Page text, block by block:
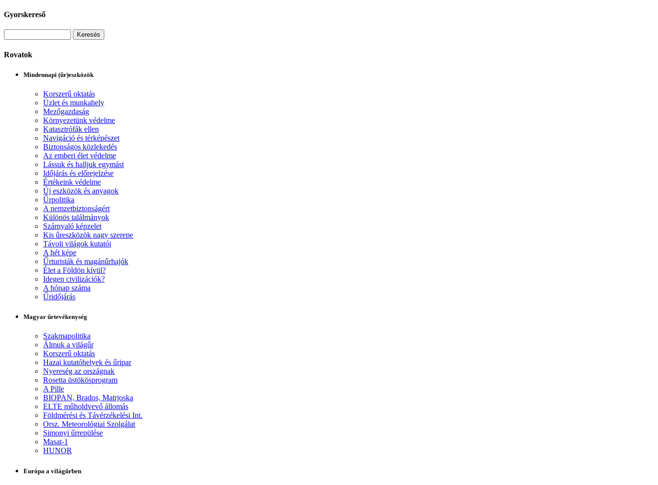
Gyorskereső
Rovatok
Mindennapi (űr)eszközök
Korszerű oktatás
Üzlet és munkahely
Mezőgazdaság
Környezetünk védelme
Katasztrófák ellen
Navigáció és térképészet
Biztonságos közlekedés
Az emberi élet védelme
Lássuk és halljuk egymást
Időjárás és előrejelzése
Értékeink védelme
Új eszközök és anyagok
Űrpolitika
A nemzetbiztonságért
Különös találmányok
Szárnyaló képzelet
Kis űreszközök nagy szerepe
Távoli világok kutatói
A hét képe
Űrturisták és magánűrhajók
Élet a Földön kívül?
Idegen civilizációk?
A hónap száma
Űridőjárás
Magyar űrtevékenység
Szakmapolitika
Álmuk a világűr
Korszerű oktatás
Hazai kutatóhelyek és űripar
Nyereség az országnak
Rosetta üstökösprogram
A Pille
BIOPAN, Brados, Matrjoska
ELTE műholdvevő állomás
Földmérési és Távérzékelési Int.
Orsz. Meteorológiai Szolgálat
Simonyi űrrepülése
Masat-1
HUNOR
Európa a világűrben